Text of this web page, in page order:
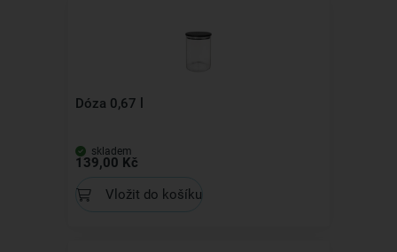
Dóza 0,67 l
skladem
139,00 Kč
Vložit do košíku